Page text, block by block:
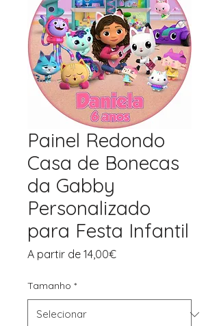
Painel Redondo
Casa de Bonecas
da Gabby
Personalizado
para Festa Infantil
A partir de 14,00€Preço
Tamanho *